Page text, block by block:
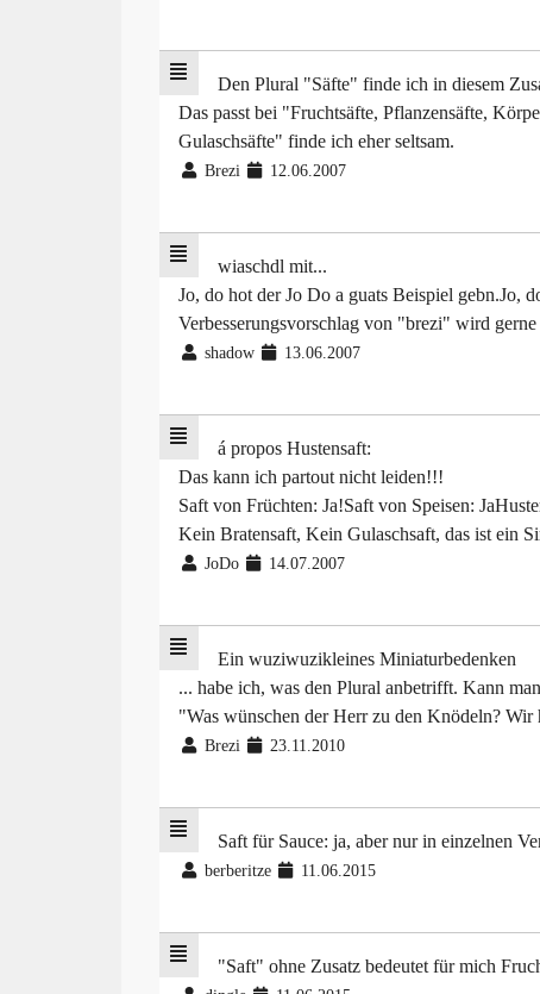
Den Plural "Säfte" finde ich in diesem
Das passt bei "Fruchtsäfte, Pflanzensäfte,
Gulaschsäfte" finde ich eher seltsam.
Brezi 12.06.2007
wiaschdl mit...
Jo, do hot der Jo Do a guats Beispiel gebn.Jo,
Verbesserungsvorschlag von "brezi" wird
shadow 13.06.2007
á propos Hustensaft:
Das kann ich partout nicht leiden!!!
Saft von Früchten: Ja!Saft von Speisen:
Kein Bratensaft, Kein Gulaschsaft, das ist ein
JoDo 14.07.2007
Ein wuziwuzikleines Miniaturbedenken
... habe ich, was den Plural anbetrifft. Kann
"Was wünschen der Herr zu den Knödeln? Wir
Brezi 23.11.2010
Saft für Sauce: ja, aber nur in einzelnen
berberitze 11.06.2015
"Saft" ohne Zusatz bedeutet für mich